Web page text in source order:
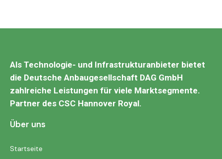
Als Technologie- und Infrastrukturanbieter bietet
die Deutsche Anbaugesellschaft DAG GmbH
zahlreiche Leistungen für viele Marktsegmente.
Partner des CSC Hannover Royal.
Über uns
Startseite